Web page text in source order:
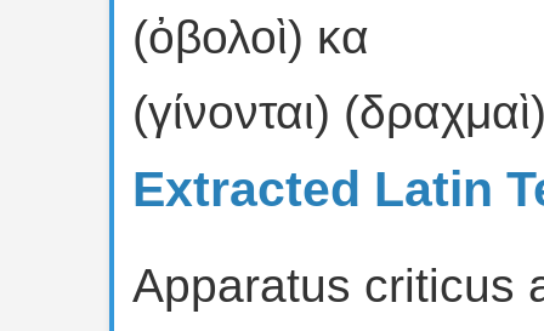
(ὀβολοὶ) κα
(γίνονται)
Extracted Latin
Apparatus criticus